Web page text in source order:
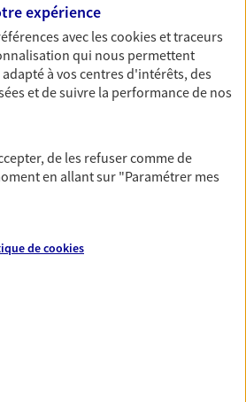
ce nouveau chapitre de
d'un expert. Découvrez
(Plan Epargne Retraite)
pour la retraite.
de santé ainsi que celles de
complémentaire santé qui
expérience
avec lescookies et traceurs
qui nous permettent
à vos centres d'intérêts, des
et de suivre la performance de nos
de les refuser comme de
en allant sur "Paramétrer mes
decookies